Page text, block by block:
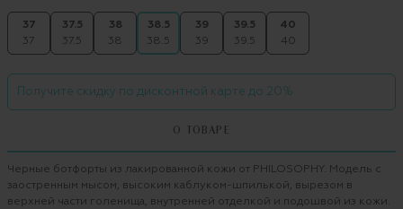
37
37
37.5
37.5
38
38
38.5
38.5
39
39
39.5
39.5
40
40
Получите скидку по дисконтной карте до 20%
О ТОВАРЕ
Черные ботфорты из лакированной кожи от PHILOSOPHY. Модель с
заостренным мысом, высоким каблуком-шпилькой, вырезом в
верхней части голенища, внутренней отделкой и подошвой из кожи.